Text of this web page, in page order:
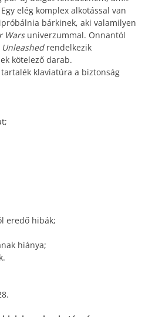
elég komplex alkotással van
bárkinek, aki valamilyen
Wars univerzummal. Onnantól
Unleashedrendelkezik
kötelező darab.
klaviatúra a biztonság
eredő hibák;
hiánya;